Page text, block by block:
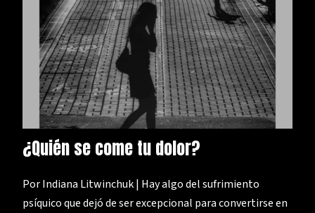
¿Quién se come tu dolor?
Por Indiana Litwinchuk | Hay algo del sufrimiento
psíquico que dejó de ser excepcional para convertirse en